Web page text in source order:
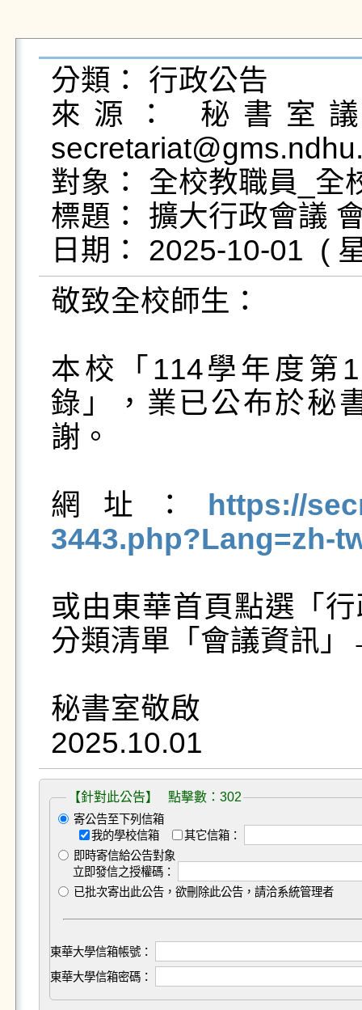
分類： 行政公告
來源： 秘書室
對象： 全校教職員_全
標題： 擴大行政會議
敬致全校師生：
本校「114學年度第
錄」，業已公布於秘
謝。
網址：
https://
3443.php?Lang=zh-
或由東華首頁點選「
分類清單「會議資訊
秘書室敬啟
【針對此公告】 點擊數：302
寄公告至下列信箱
我的學校信箱
其它信箱：
即時寄信給公告對象
立即發信之授權碼：
已批次寄出此公告，欲刪除此公告，請洽系統管理者
東華大學信箱帳號：
東華大學信箱密碼：